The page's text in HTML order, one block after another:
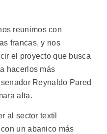
reunimos con
francas, y nos
el proyecto que busca
hacerlos más
Reynaldo Pared
alta.
al sector textil
un abanico más